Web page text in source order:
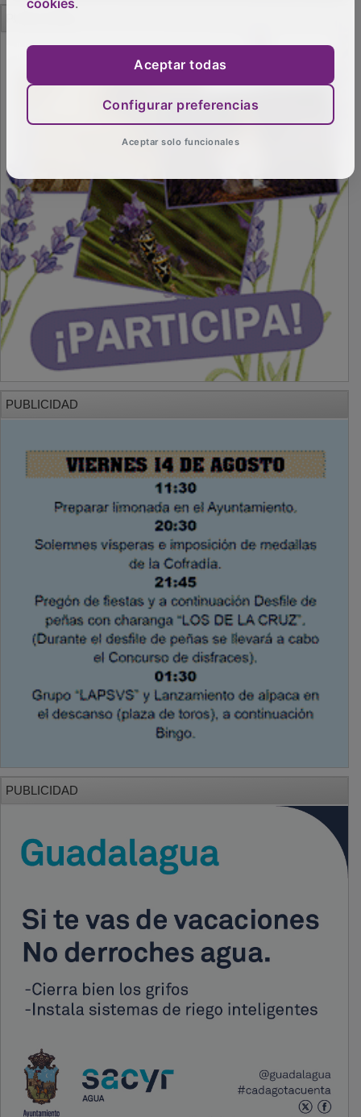
PUBLICIDAD
PUBLICIDAD
cookies.
Aceptar todas
Configurar preferencias
Aceptar solo funcionales